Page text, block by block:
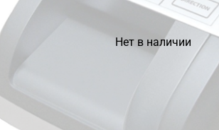
Нет в наличии